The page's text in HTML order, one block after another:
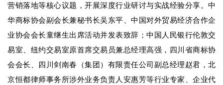
营销落地等核心议题，开展深度行业研讨与实战经验分享。中
华商标协会副会长兼秘书长吴东平、中国对外贸易经济合作企
业协会会长童继生出席活动并发表致辞；中国人民银行伦敦交
易室、纽约交易室原首席交易员兼总经理高强，四川省商标协
会会长、四川剑南春（集团）有限责任公司副总经理赵君，北
京恒都律师事务所涉外业务负责人安惠芳等行业专家、企业代